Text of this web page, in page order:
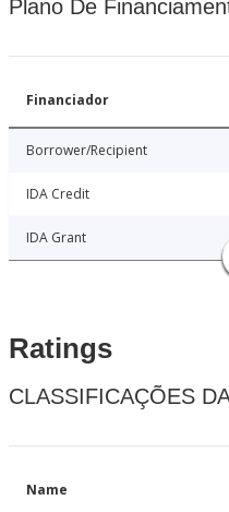
Plano De
Financiador
Borrower/Recipient
IDA Credit
IDA Grant
Ratings
CLASSIFICAÇÕES
Name